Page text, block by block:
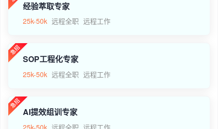
经验萃取专家
25k-50k 远程全职 远程工作
SOP工程化专家
25k-50k 远程全职 远程工作
AI提效组训专家
25k-50k 远程全职 远程工作